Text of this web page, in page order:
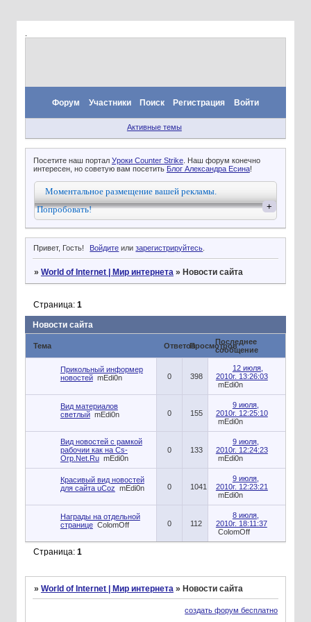
Форум Участники Поиск Регистрация Войти
Активные темы
Посетите наш портал Уроки Counter Strike. Наш форум конечно
интересен, но советую вам посетить Блог Александра Есина!
Моментальное размещение вашей рекламы.
Попробовать!
+
Привет, Гость! Войдите илизарегистрируйтесь.
» World of Internet | Мир интернета » Новости сайта
Новости сайта
Страница: 1
Тема ОтветовПросмотровПоследнее
сообщение
Прикольный информер
новостей mEdi0n 0 398
12 июля,
2010г. 13:26:03
mEdi0n
Вид материалов
светлый mEdi0n 0 155
9 июля,
2010г. 12:25:10
mEdi0n
Вид новостей с рамкой
рабочии как на Cs-
Orp.Net.Ru mEdi0n
0 133
9 июля,
2010г. 12:24:23
mEdi0n
Красивый вид новостей
для сайта uCoz mEdi0n 0 1041
9 июля,
2010г. 12:23:21
mEdi0n
Награды на отдельной
странице ColomOff 0 112
8 июля,
2010г. 18:11:37
ColomOff
Страница: 1
» World of Internet | Мир интернета » Новости сайта
создать форум бесплатно